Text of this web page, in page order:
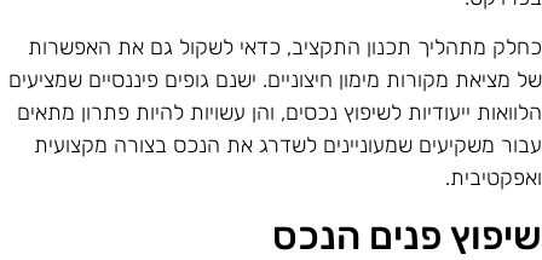
מתהליך תכנון התקציב, כדאי לשקול גם את האפשרות
מציאת מקורות מימון חיצוניים. ישנם גופים פיננסיים שמציעים
ייעודיות לשיפוץ נכסים, והן עשויות להיות פתרון מתאים
משקיעים שמעוניינים לשדרג את הנכס בצורה מקצועית
פנים הנכס